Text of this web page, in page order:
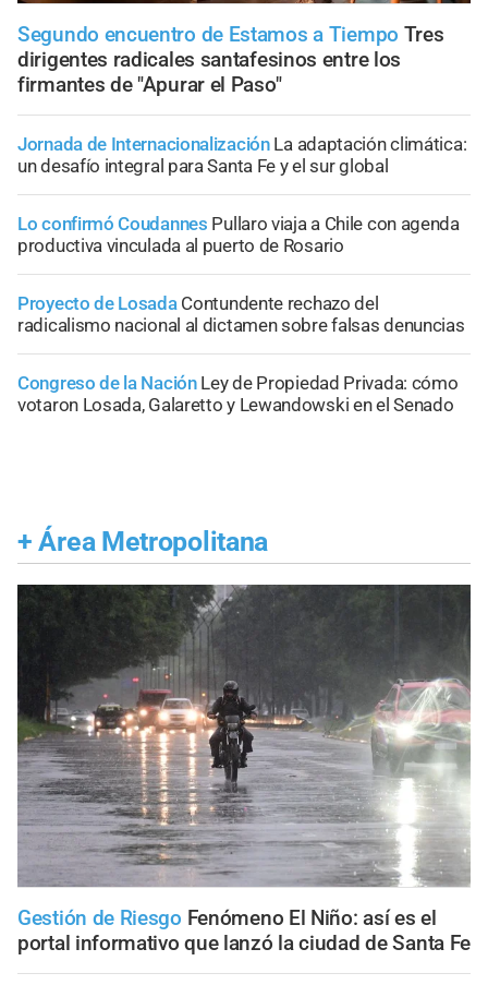
Segundo encuentro de Estamos a Tiempo Tres
dirigentes radicales santafesinos entre los
firmantes de "Apurar el Paso"
Jornada de Internacionalización La adaptación climática:
un desafío integral para Santa Fe y el sur global
Lo confirmó Coudannes Pullaro viaja a Chile con agenda
productiva vinculada al puerto de Rosario
Proyecto de Losada Contundente rechazo del
radicalismo nacional al dictamen sobre falsas denuncias
Congreso de la Nación Ley de Propiedad Privada: cómo
votaron Losada, Galaretto y Lewandowski en el Senado
+ Área Metropolitana
Gestión de Riesgo Fenómeno El Niño: así es el
portal informativo que lanzó la ciudad de Santa Fe